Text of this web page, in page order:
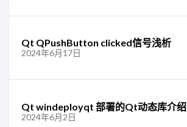
Qt QPushButton clicked信号浅析
2024年6月17日
Qt windeployqt 部署的Qt动态库介绍
2024年6月2日